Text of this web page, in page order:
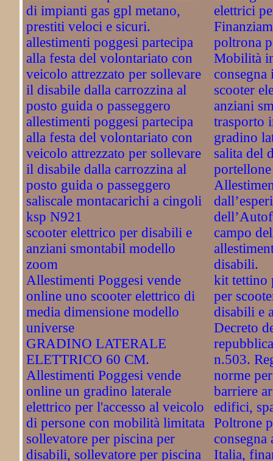
di impianti gas gpl metano,
prestiti veloci e sicuri.
allestimenti poggesi partecipa
alla festa del volontariato con
veicolo attrezzato per sollevare
il disabile dalla carrozzina al
posto guida o passeggero
allestimenti poggesi partecipa
alla festa del volontariato con
veicolo attrezzato per sollevare
il disabile dalla carrozzina al
posto guida o passeggero
saliscale montacarichi a cingoli
ksp N921
scooter elettrico per disabili e
anziani smontabil modello
zoom
Allestimenti Poggesi vende
online uno scooter elettrico di
media dimensione modello
universe
GRADINO LATERALE
ELETTRICO 60 CM.
Allestimenti Poggesi vende
online un gradino laterale
elettrico per l'accesso al veicolo
di persone con mobilità limitata
sollevatore per piscina per
disabili, sollevatore per piscina
elettrici
poltrona
Mobilità
scooter
anziani
trasporto
gradino
salita del
campo
disabili.
kit tettino
per
disabili e
Decreto
n.503.
norme
barriere
edifici,
Poltrone
Italia,